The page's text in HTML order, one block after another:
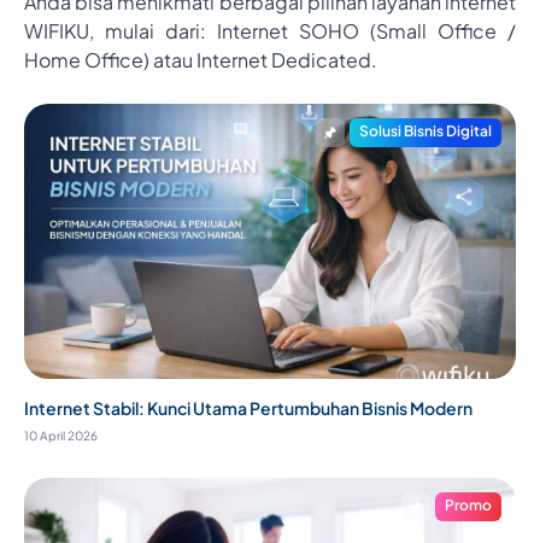
WIFIKU, mulai dari: Internet SOHO (Small Office /
Home Office) atau Internet Dedicated.
Solusi Bisnis Digital
Internet Stabil: Kunci Utama Pertumbuhan Bisnis Modern
10 April 2026
Promo